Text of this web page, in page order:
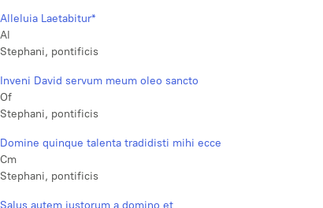
Alleluia Laetabitur*
Al
Stephani, pontificis
Inveni David servum meum oleo sancto
Of
Stephani, pontificis
Domine quinque talenta tradidisti mihi ecce
Cm
Stephani, pontificis
Salus autem justorum a domino et